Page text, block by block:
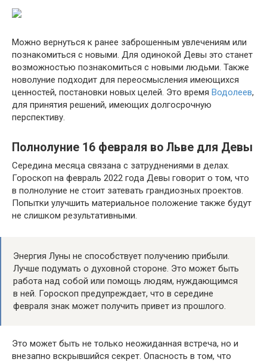
Можно вернуться к ранее заброшенным увлечениям или
познакомиться с новыми. Для одинокой Девы это станет
возможностью познакомиться с новыми людьми. Также
новолуние подходит для переосмысления имеющихся
ценностей, постановки новых целей. Это время Водолеев,
для принятия решений, имеющих долгосрочную
перспективу.
Полнолуние 16 февраля во Льве для Девы
Середина месяца связана с затруднениями в делах.
Гороскоп на февраль 2022 года Девы говорит о том, что
в полнолуние не стоит затевать грандиозных проектов.
Попытки улучшить материальное положение также будут
не слишком результативными.
Энергия Луны не способствует получению прибыли.
Лучше подумать о духовной стороне. Это может быть
работа над собой или помощь людям, нуждающимся
в ней. Гороскоп предупреждает, что в середине
февраля знак может получить привет из прошлого.
Это может быть не только неожиданная встреча, но и
внезапно вскрывшийся секрет. Опасность в том, что